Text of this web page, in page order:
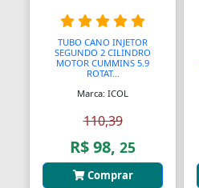
TUBO CANO INJETOR
SEGUNDO 2 CILINDRO
MOTOR CUMMINS 5.9
ROTAT...
Marca: ICOL
110,39
R$ 98, 25
Comprar